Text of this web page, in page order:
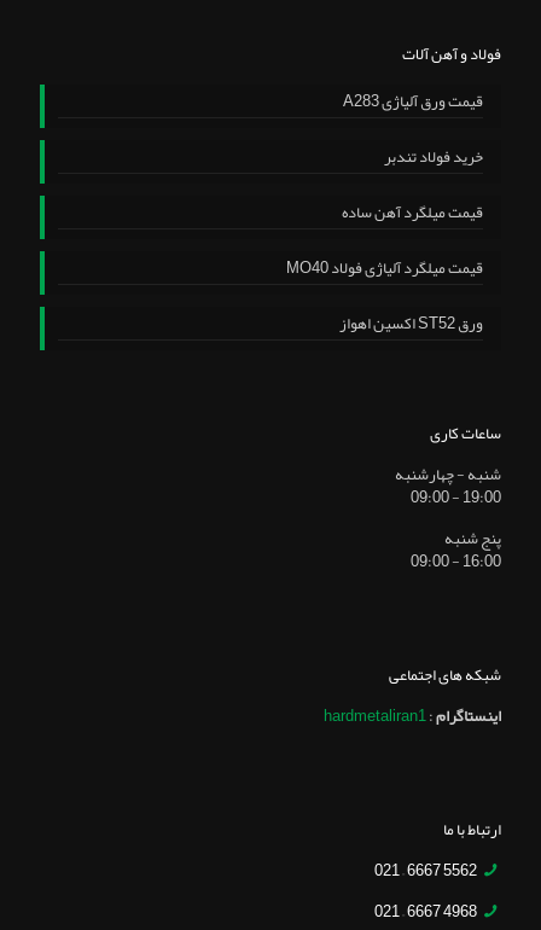
فولاد و آهن آلات
قیمت ورق آلیاژی A283
خرید فولاد تندبر
قیمت میلگرد آهن ساده
قیمت میلگرد آلیاژی فولاد MO40
ورق ST52 اکسین اهواز
ساعات کاری
شنبه - چهارشنبه
19:00 - 09:00
پنج شنبه
16:00 - 09:00
شبکه های اجتماعی
اینستاگرام:
hardmetaliran1
ارتباط با ما
5562 6667 – 021
4968 6667 – 021